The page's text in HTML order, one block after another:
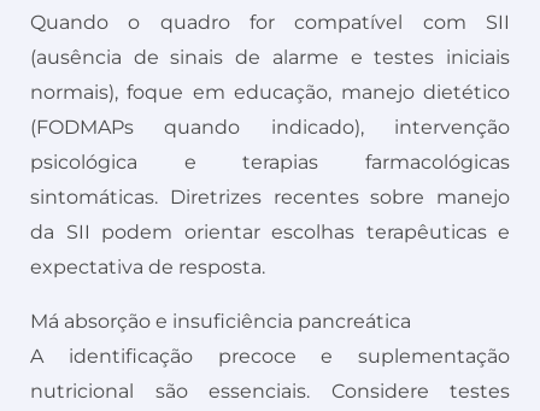
Quando o quadro for compatível com SII
(ausência de sinais de alarme e testes iniciais
normais), foque em educação, manejo dietético
(FODMAPs quando indicado), intervenção
psicológica e terapias farmacológicas
sintomáticas. Diretrizes recentes sobre manejo
da SII podem orientar escolhas terapêuticas e
expectativa de resposta.
Má absorção e insuficiência pancreática
A identificação precoce e suplementação
nutricional são essenciais. Considere testes